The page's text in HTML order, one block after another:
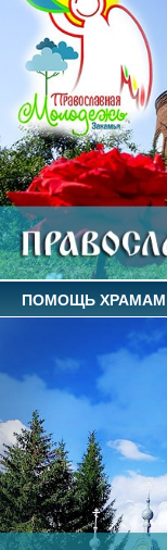
ПОМОЩЬ ХРАМАМ